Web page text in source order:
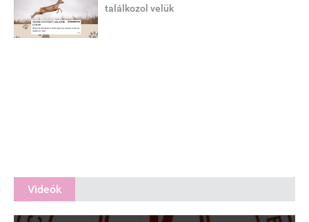
találkozol velük
Videók